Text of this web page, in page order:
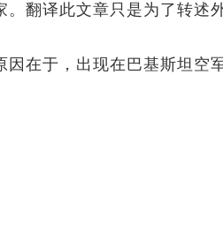
翻译此文章只是为了转述
在于，出现在巴基斯坦